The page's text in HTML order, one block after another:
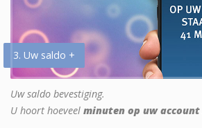
3. Uw saldo +
Uw saldo bevestiging.
U hoort hoeveel minuten op uw account